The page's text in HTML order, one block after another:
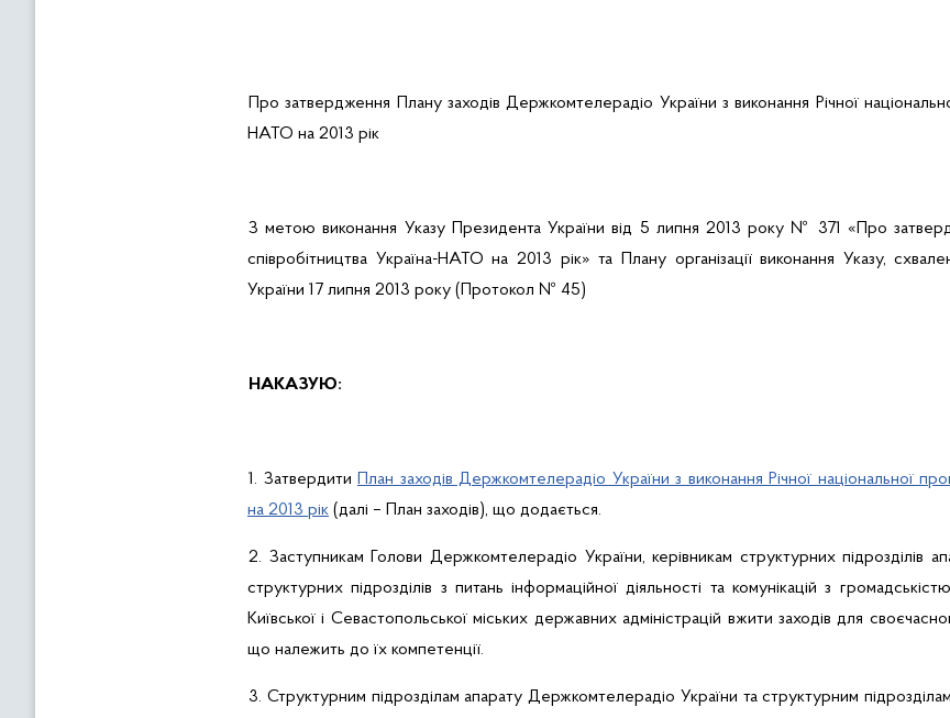
Про затвердження Плану заходів Держкомтелерадіо України з виконання Річної
НАТО на 2013 рік
З метою виконання Указу Президента України від 5 липня 2013 року № 371 «Про
співробітництва Україна-НАТО на 2013 рік» та Плану організації виконання Указу,
України 17 липня 2013 року (Протокол № 45)
НАКАЗУЮ:
1. Затвердити
План заходів Держкомтелерадіо України з виконання Річної національної
на 2013 рік (далі – План заходів), що додається.
2. Заступникам Голови Держкомтелерадіо України, керівникам структурних підрозділів
структурних підрозділів з питань інформаційної діяльності та комунікацій з
Київської і Севастопольської міських державних адміністрацій вжити заходів для
що належить до їх компетенції.
3. Структурним підрозділам апарату Держкомтелерадіо України та структурним підрозділам